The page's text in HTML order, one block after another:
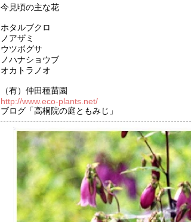
今見頃の主な花
ホタルブクロ
ノアザミ
ウツボグサ
ノハナショウブ
オカトラノオ
（有）仲田種苗園
http://www.eco-plants.net/
ブログ「高桐院の庭ともみじ」